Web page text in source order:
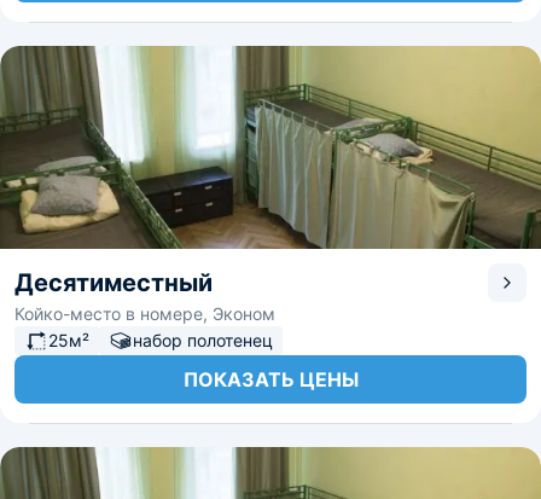
Десятиместный
Койко-место в номере, Эконом
25м²
набор полотенец
ПОКАЗАТЬ ЦЕНЫ